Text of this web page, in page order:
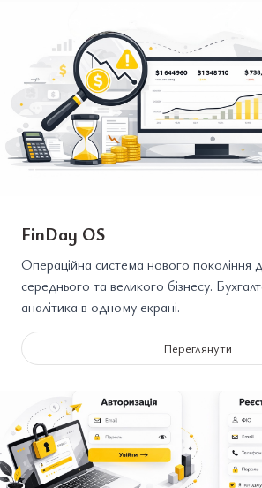
FinDay OS
Операційна система нового покоління
середнього та великого бізнесу.
аналітика в одному екрані.
Переглянути